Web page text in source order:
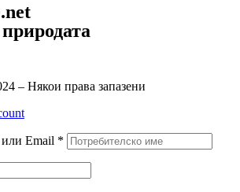
– Някои права запазени
Email *